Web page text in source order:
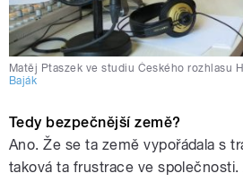
Matěj Ptaszek ve studiu Českého rozhlasu
Baják
Tedy bezpečnější země?
Ano. Že se ta země vypořádala s
taková ta frustrace ve